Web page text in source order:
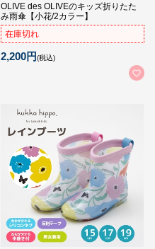
OLIVE des OLIVEのキッズ折りたた
み雨傘【小花/2カラー】
在庫切れ
2,200円(税込)